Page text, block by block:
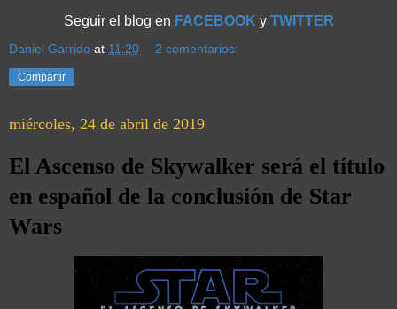
Seguir el blog en FACEBOOK y TWITTER
Daniel Garrido at 11:20 2 comentarios:
Compartir
miércoles, 24 de abril de 2019
El Ascenso de Skywalker será el título
en español de la conclusión de Star
Wars